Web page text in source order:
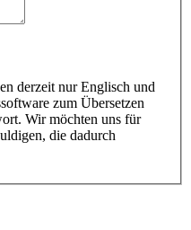
derzeit nur Englisch und
zum Übersetzen
Wir möchten uns für
die dadurch